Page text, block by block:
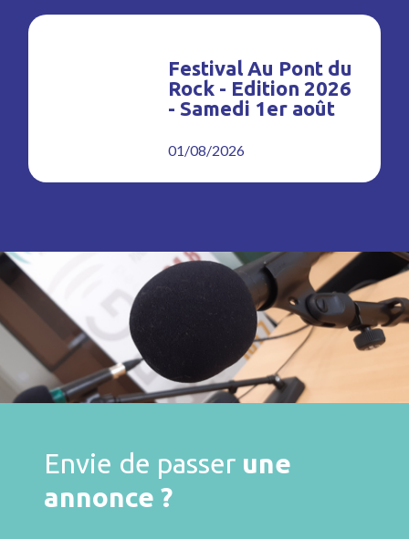
Festival Au Pont du
Rock - Edition 2026
- Samedi 1er août
01/08/2026
Envie de passer une
annonce ?